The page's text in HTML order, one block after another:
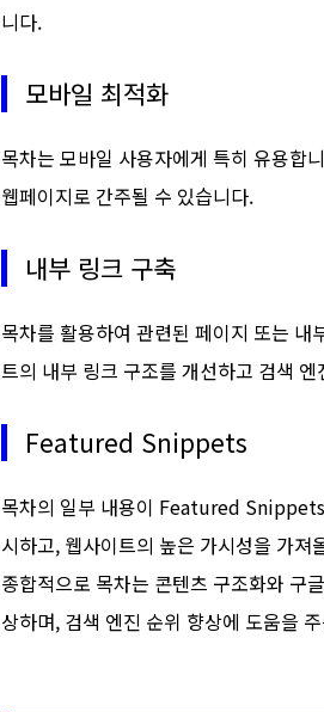
니다.
모바일 최적화
목차는 모바일 사용자에게 특히 유용합
웹페이지로 간주될 수 있습니다.
내부 링크 구축
목차를 활용하여 관련된 페이지 또는
트의 내부 링크 구조를 개선하고 검색
Featured Snippets
목차의 일부 내용이 Featured
시하고, 웹사이트의 높은 가시성을 가져
종합적으로 목차는 콘텐츠 구조화와 구
상하며, 검색 엔진 순위 향상에 도움을